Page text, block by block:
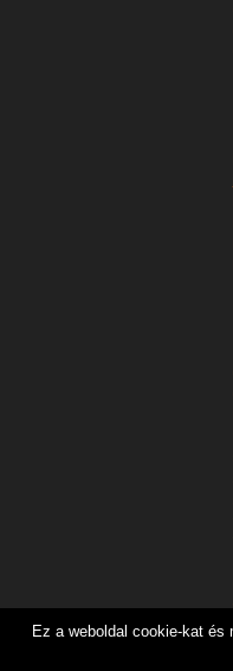
Ez a weboldal cookie-kat